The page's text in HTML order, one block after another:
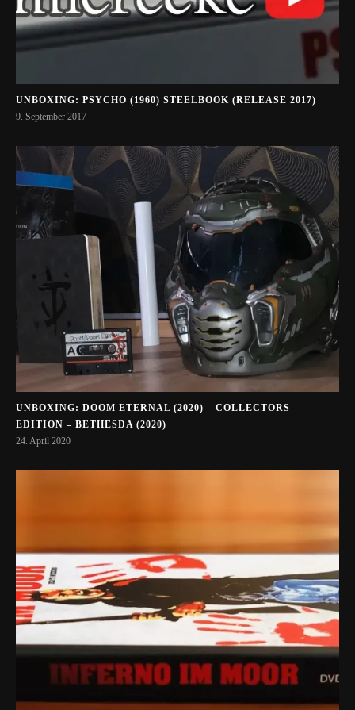
UNBOXING: PSYCHO (1960) STEELBOOK (RELEASE 2017)
9. September 2017
UNBOXING: DOOM ETERNAL (2020) – COLLECTORS
EDITION – BETHESDA (2020)
24. April 2020